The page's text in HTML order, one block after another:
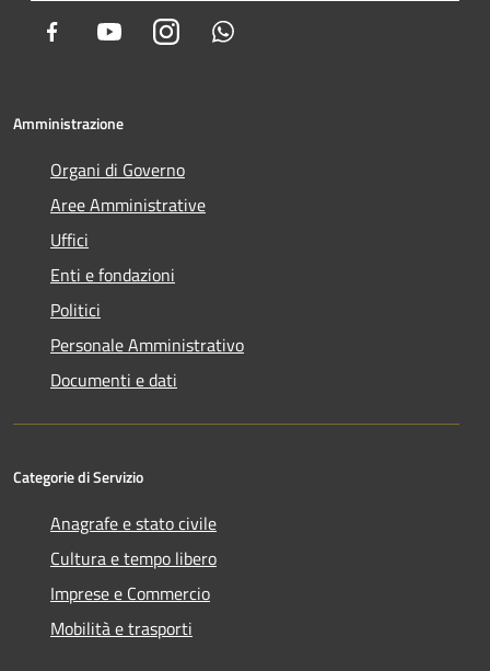
Facebook YoutubeInstagram
Amministrazione
Organi di Governo
Aree Amministrative
Uffici
Enti e fondazioni
Politici
Personale Amministrativo
Documenti e dati
Categorie di Servizio
Anagrafe e stato civile
Cultura e tempo libero
Imprese e Commercio
Mobilità e trasporti